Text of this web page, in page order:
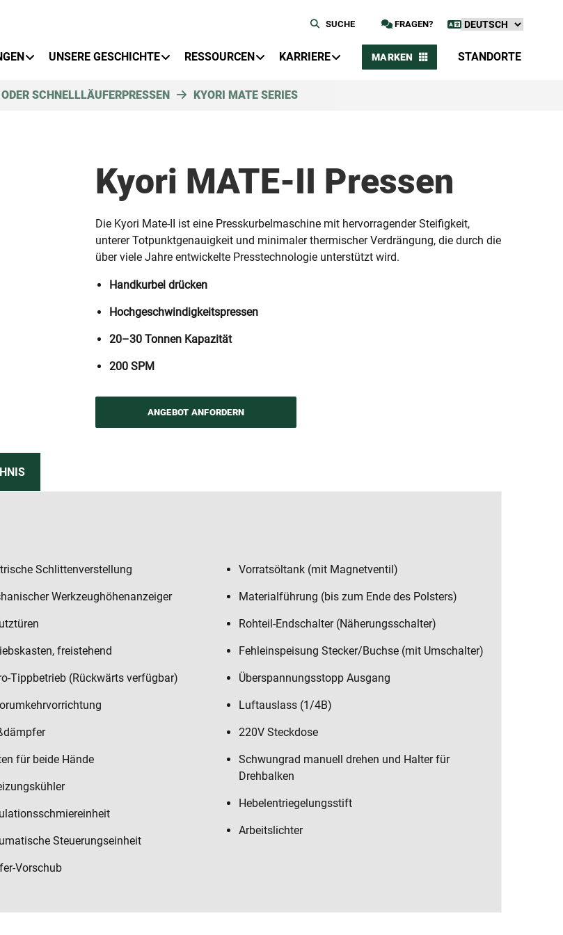
FRAGEN?
SUCHE
UNSERE GESCHICHTE RESSOURCEN KARRIERE MARKEN STANDORTE
SCHNELLLÄUFERPRESSEN KYORI MATE SERIES
Kyori MATE-II Pressen
Die Kyori Mate-II ist eine Presskurbelmaschine mit hervorragender Steifigkeit,
unterer Totpunktgenauigkeit und minimaler thermischer Verdrängung, die durch die
über viele Jahre entwickelte Presstechnologie unterstützt wird.
Handkurbel drücken
Hochgeschwindigkeitspressen
20–30 Tonnen Kapazität
200 SPM
ANGEBOT ANFORDERN
Schlittenverstellung
Werkzeughöhenanzeiger
freistehend
Tippbetrieb (Rückwärts verfügbar)
für beide Hände
Steuerungseinheit
Vorschub
Vorratsöltank (mit Magnetventil)
Materialführung (bis zum Ende des Polsters)
Rohteil-Endschalter (Näherungsschalter)
Fehleinspeisung Stecker/Buchse (mit Umschalter)
Überspannungsstopp Ausgang
Luftauslass (1/4B)
220V Steckdose
Schwungrad manuell drehen und Halter für
Drehbalken
Hebelentriegelungsstift
Arbeitslichter